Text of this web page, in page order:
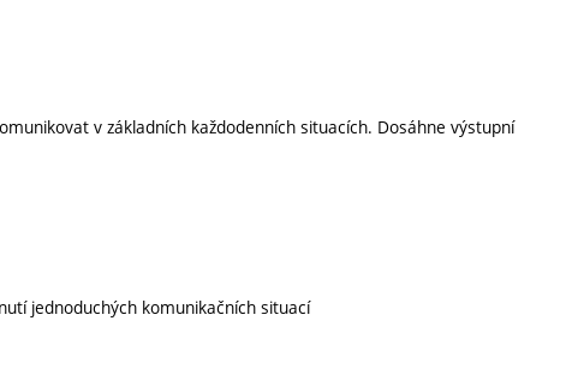
v základních každodenních situacích. Dosáhne výstupní
jednoduchých komunikačních situací